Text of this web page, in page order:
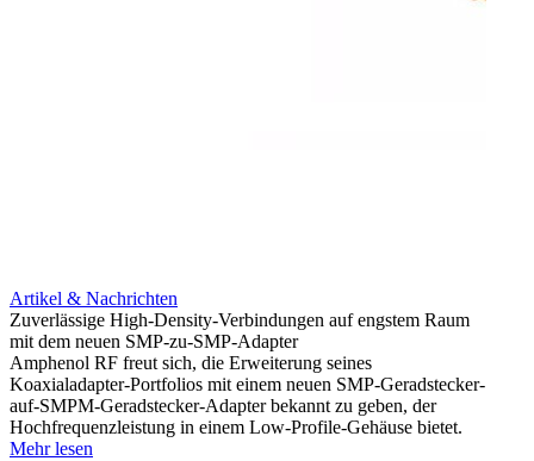
Artikel & Nachrichten
Zuverlässige High-Density-Verbindungen auf engstem Raum
mit dem neuen SMP-zu-SMP-Adapter
Amphenol RF freut sich, die Erweiterung seines
Koaxialadapter-Portfolios mit einem neuen SMP-Geradstecker-
auf-SMPM-Geradstecker-Adapter bekannt zu geben, der
Hochfrequenzleistung in einem Low-Profile-Gehäuse bietet.
Mehr lesen